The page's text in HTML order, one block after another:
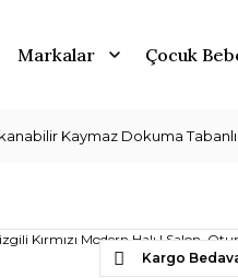
Markalar Çocuk
Kaymaz Dokuma
Kargo